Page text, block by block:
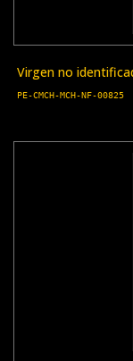
Virgen no
PE-CMCH-MCH-NF-00825